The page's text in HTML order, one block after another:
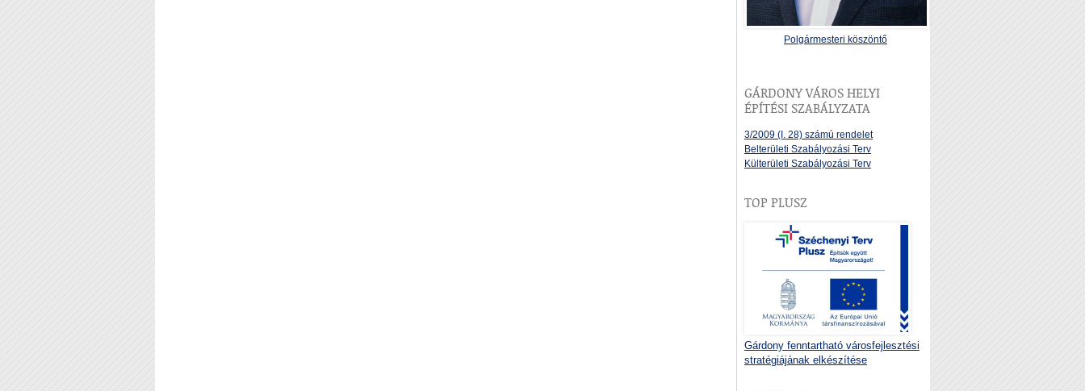
Polgármesteri köszöntő
GÁRDONY VÁROS HELYI
ÉPÍTÉSI SZABÁLYZATA
3/2009 (I. 28) számú rendelet
Belterületi Szabályozási Terv
Külterületi Szabályozási Terv
TOP PLUSZ
Gárdony fenntartható városfejlesztési
stratégiájának elkészítése